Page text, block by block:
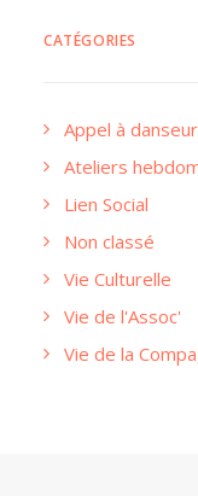
CATÉGORIES
Appel à danseur
Ateliers
Lien Social
Non classé
Vie Culturelle
Vie de l'Assoc'
Vie de la